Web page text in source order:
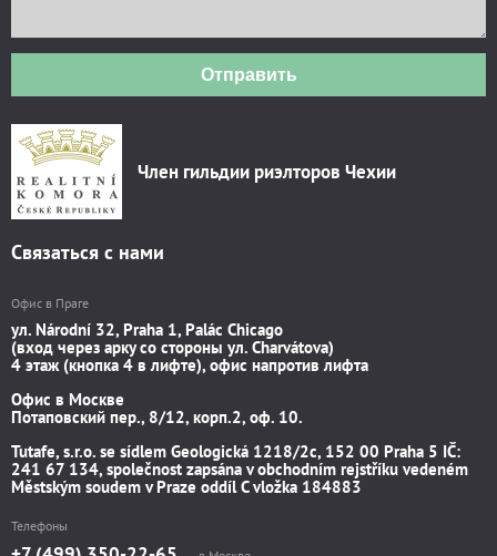
Отправить
Член гильдии риэлторов Чехии
Связаться с нами
Офис в Праге
ул. Národní 32, Praha 1, Palác Chicago
(вход через арку со стороны ул. Charvátova)
4 этаж (кнопка 4 в лифте), офис напротив лифта
Офис в Москве
Потаповский пер., 8/12, корп.2, оф. 10.
Tutafe, s.r.o. se sídlem Geologická 1218/2c, 152 00 Praha 5 IČ:
241 67 134, společnost zapsána v obchodním rejstříku vedeném
Městským soudem v Praze oddíl C vložka 184883
Телефоны